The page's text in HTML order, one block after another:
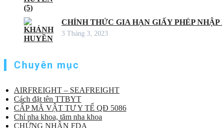
CHÍNH THỨC GIA HẠN GIẤY PHÉP
3 Tháng 3, 2023
Chuyên mục
AIRFREIGHT – SEAFREIGHT
Cách đặt tên TTBYT
CẤP MÃ VẬT TƯ Y TẾ QĐ 5086
Chỉ nha khoa, tăm nha khoa
CHỨNG NHẬN FDA